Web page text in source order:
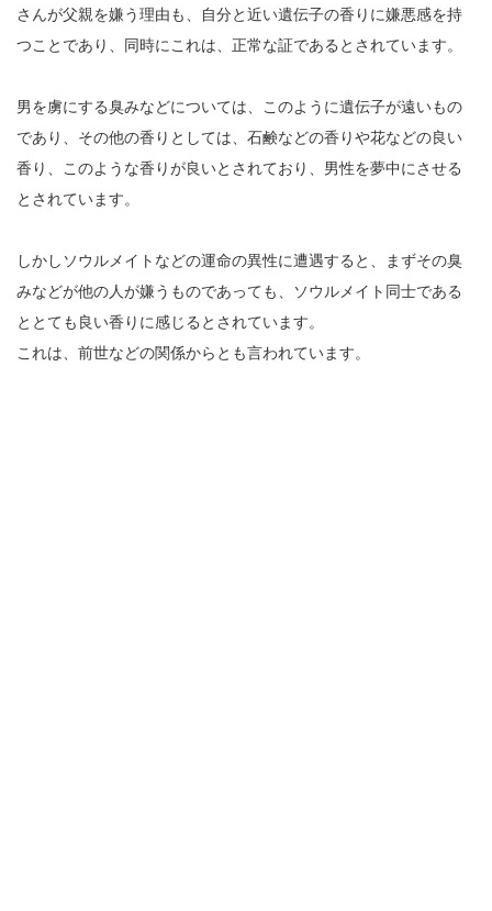
さんが父親を嫌う理由も、自分と近い遺伝子の香りに嫌悪感を持
つことであり、同時にこれは、正常な証であるとされています。
男を虜にする臭みなどについては、このように遺伝子が遠いもの
であり、その他の香りとしては、石鹸などの香りや花などの良い
香り、このような香りが良いとされており、男性を夢中にさせる
とされています。
しかしソウルメイトなどの運命の異性に遭遇すると、まずその臭
みなどが他の人が嫌うものであっても、ソウルメイト同士である
ととても良い香りに感じるとされています。
これは、前世などの関係からとも言われています。